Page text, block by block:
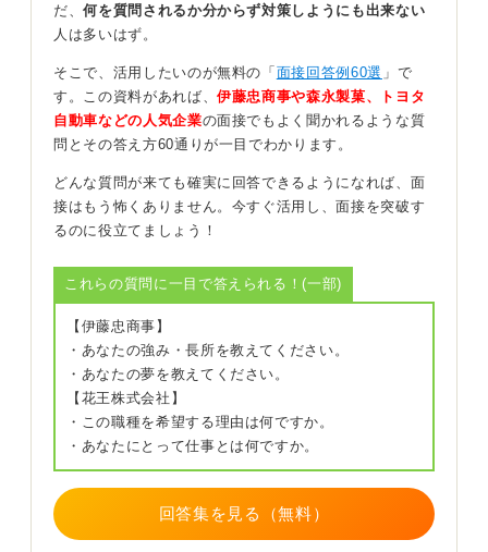
また、「現在のチームが重視している数値目標やKPIは
何でしょうか？」「その達成に向けて、私が具体的に強
みを発揮できるとすればどの部分だとお考えですか？」
といった質問をすることで、成果を出したいという意欲
と自己分析力をアピールできます。
さらに、「このポジションで成功するために特に重視さ
れているスキルや経験は何でしょうか？」「部門の今後
の成長計画や新規プロジェクトについて、かかわる機会
はどの程度あるでしょうか？」といった質問を加えるこ
えている姿勢が伝わります。
や前向きな姿勢を示す有効な方法として押さえておきま
しょう。
0
だ、何を質問されるか分からず対策しようにも出来ない
人は多いはず。
そこで、活用したいのが無料の「 面接回答例60選 」で
す。この資料があれば、伊藤忠商事や森永製菓、トヨタ
自動車などの人気企業の面接でもよく聞かれるような質
問とその答え方60通りが一目でわかります。
どんな質問が来ても確実に回答できるようになれば、面
接はもう怖くありません。今すぐ活用し、面接を突破す
るのに役立てましょう！
これらの質問に一目で答えられる！(一部)
【伊藤忠商事】
・あなたの強み・長所を教えてください。
・あなたの夢を教えてください。
【花王株式会社】
・この職種を希望する理由は何ですか。
・あなたにとって仕事とは何ですか。
回答集を見る（無料）